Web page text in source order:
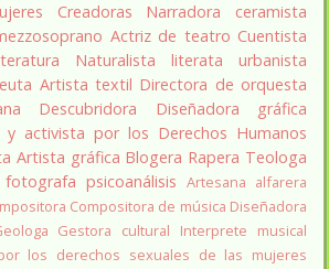
Creadoras Narradora
ceramista
Actriz de teatro Cuentista
Naturalista literata
urbanista
Artista textil Directora de orquesta
Descubridora
Diseñadora gráfica
y activista por los Derechos Humanos
Artista gráfica Blogera Rapera Teologa
fotografa psicoanálisis Artesana alfarera
Compositora de música Diseñadora
Gestora cultural
Interprete musical
los derechos sexuales de las mujeres